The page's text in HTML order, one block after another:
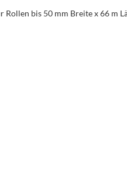
Rollen bis 50 mm Breite x 66 m